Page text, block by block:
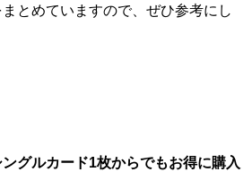
とめていますので、ぜひ参考にし
グルカード1枚からでもお得に購入